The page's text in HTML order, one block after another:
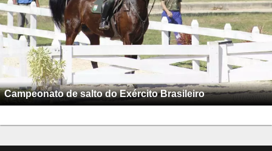
Campeonato de salto do Exército Brasileiro